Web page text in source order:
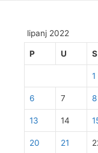
lipanj 2022
P U S
1
6 7 8
13 14
20 21